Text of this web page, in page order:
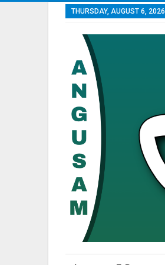
THURSDAY, AUGUST 6, 2026